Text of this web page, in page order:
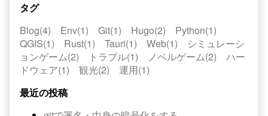
タグ
Blog(4)
Env(1) Git(1) Hugo(2)
Python(1)
QGIS(1)
Rust(1) Tauri(1) Web(1)
シミュレーシ
ョンゲーム(2)
トラブル(1) ノベルゲーム(2)
ハー
ドウェア(1)
観光(2)
運用(1)
最近の投稿